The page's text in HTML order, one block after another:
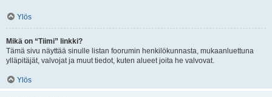
Ylös
Mikä on “Tiimi” linkki?
Tämä sivu näyttää sinulle listan foorumin henkilökunnasta, mukaanluettuna
ylläpitäjät, valvojat ja muut tiedot, kuten alueet joita he valvovat.
Ylös